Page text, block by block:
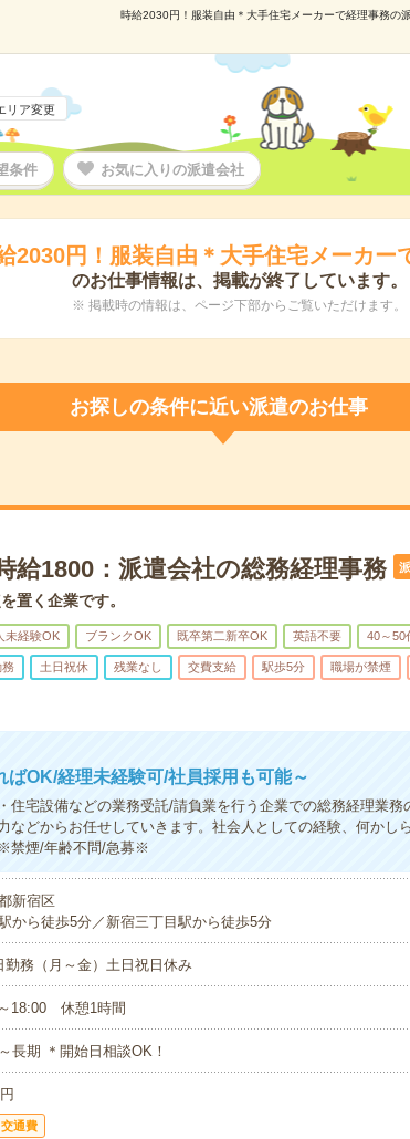
時給2030円！服装自由＊大手住宅メーカーで経理事務の
リア変更
条件 お気に入りの派遣会社
2030円！服装自由＊大手住宅メーカー
のお仕事情報は、掲載が終了しています。
※ 掲載時の情報は、ページ下部からご覧いただけます。
お探しの条件に近い派遣のお仕事
給1800：派遣会社の総務経理事務
置く企業です。
未経験OK ブランクOK 既卒第二新卒OK 英語不要 40～50
務 土日祝休 残業なし 交費支給 駅歩5分 職場が禁煙
ばOK/経理未経験可/社員採用も可能～
住宅設備などの業務受託/請負業を行う企業での総務経理業務
などからお任せしていきます。社会人としての経験、何かし
禁煙/年齢不問/急募※
新宿区
から徒歩5分／新宿三丁目駅から徒歩5分
勤務（月～金）土日祝日休み
18:00 休憩1時間
長期 ＊開始日相談OK！
交通費